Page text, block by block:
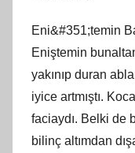
Eni&#351;temin
Eniştemin
yakınıp duran
iyice artmıştı.
faciaydı. Belki de
bilinç altımdan